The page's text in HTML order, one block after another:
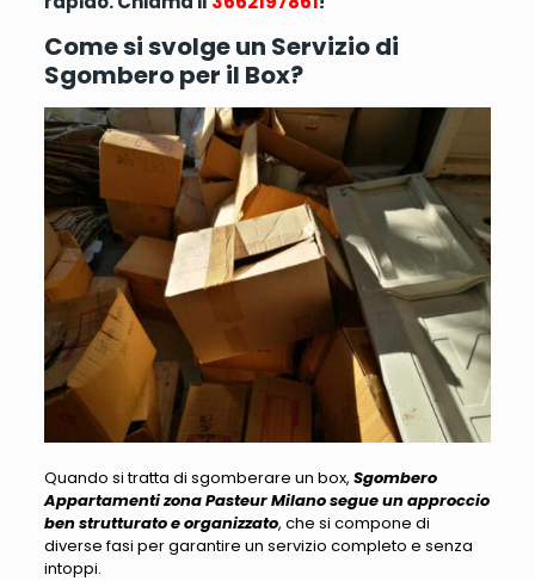
Come si svolge un Servizio di
Sgombero per il Box?
Quando si tratta di sgomberare un box, Sgombero
Appartamenti zona Pasteur Milano segue un approccio
ben strutturato e organizzato, che si compone di
diverse fasi per garantire un servizio completo e senza
intoppi.